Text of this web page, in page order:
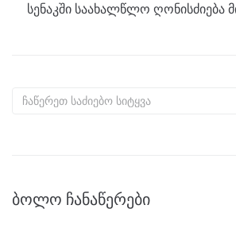
სენაკში საახალწლო ღონისძიება
ᲑᲝᲚᲝ ᲩᲐᲜᲐᲬᲔᲠᲔᲑᲘ